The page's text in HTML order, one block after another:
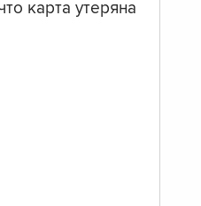
карта утеряна